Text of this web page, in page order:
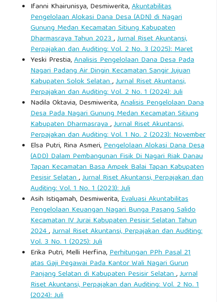
Ifanni Khairunisya, Desmiwerita,Akuntabilitas
Pengelolaan Alokasi Dana Desa (ADN) di Nagari
Gunung Medan Kecamatan Sitiung Kabupaten
Dharmasraya Tahun 2023,Jurnal Riset Akuntansi,
Perpajakan dan Auditing: Vol. 2 No. 3 (2025): Maret
Yeski Prestia,Analisis Pengelolaan Dana Desa Pada
Nagari Padang Air Dingin Kecamatan Sangir Jujuan
Kabupaten Solok Selatan,Jurnal Riset Akuntansi,
Perpajakan dan Auditing: Vol. 2 No. 1 (2024): Juli
Nadila Oktavia, Desmiwerita,Analisis Pengelolaan Dana
Desa Pada Nagari Gunung Medan Kecamatan Sitiung
Kabupaten Dharmasraya,Jurnal Riset Akuntansi,
Perpajakan dan Auditing: Vol. 1 No. 2 (2023): November
Elsa Putri, Rina Asmeri,Pengelolaan Alokasi Dana Desa
(ADD) Dalam Pembangunan Fisik Di Nagari Riak Danau
Tapan Kecamatan Basa Ampek Balai Tapan Kabupaten
Pesisir Selatan,Jurnal Riset Akuntansi, Perpajakan dan
Auditing: Vol. 1 No. 1 (2023): Juli
Asih Istiqamah, Desmiwerita,Evaluasi Akuntabilitas
Pengelolaan Keuangan Nagari Bunga Pasang Salido
Kecamatan IV Jurai Kabupaten Pesisir Selatan Tahun
2024,Jurnal Riset Akuntansi, Perpajakan dan Auditing:
Vol. 3 No. 1 (2025): Juli
Erika Putri, Melli Herfina,Perhitungan PPh Pasal 21
atas Gaji Pegawai Pada Kantor Wali Nagari Gurun
Panjang Selatan di Kabupaten Pesisir Selatan,Jurnal
Riset Akuntansi, Perpajakan dan Auditing: Vol. 2 No. 1
(2024): Juli